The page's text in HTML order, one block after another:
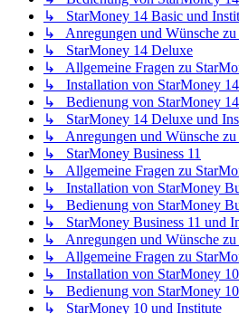
↳ StarMoney 14 Basic und
↳ Anregungen und Wünsche zu
↳ StarMoney 14 Deluxe
↳ Allgemeine Fragen zu
↳ Installation von StarMoney
↳ Bedienung von StarMoney
↳ StarMoney 14 Deluxe und
↳ Anregungen und Wünsche
↳ StarMoney Business 11
↳ Allgemeine Fragen zu
↳ Installation von StarMoney
↳ Bedienung von StarMoney
↳ StarMoney Business 11 und
↳ Anregungen und Wünsche zu
↳ Allgemeine Fragen zu
↳ Installation von StarMoney 10
↳ Bedienung von StarMoney 10
↳ StarMoney 10 und Institute